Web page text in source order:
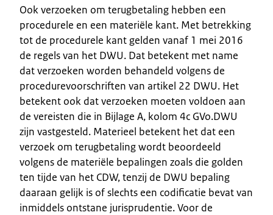
Ook verzoeken om terugbetaling hebben een
procedurele en een materiële kant. Met betrekking
tot de procedurele kant gelden vanaf 1 mei 2016
de regels van het DWU. Dat betekent met name
dat verzoeken worden behandeld volgens de
procedurevoorschriften van artikel 22 DWU. Het
betekent ook dat verzoeken moeten voldoen aan
de vereisten die in Bijlage A, kolom 4c GVo.DWU
zijn vastgesteld. Materieel betekent het dat een
verzoek om terugbetaling wordt beoordeeld
volgens de materiële bepalingen zoals die golden
ten tijde van het CDW, tenzij de DWU bepaling
daaraan gelijk is of slechts een codificatie bevat van
inmiddels ontstane jurisprudentie. Voor de